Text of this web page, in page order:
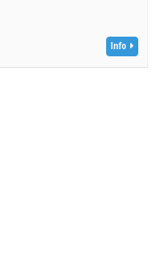
Info